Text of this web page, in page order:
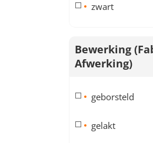
zwart
Bewerking
Afwerking)
geborsteld
gelakt